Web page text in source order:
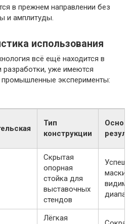
в прежнем направлении без
и амплитуды.
использования
всё ещё находится в
разработки, уже имеются
эксперименты:
Тип
конструкции
Скрытая
опорная
стойка для
выставочных
стендов
Лёгкая